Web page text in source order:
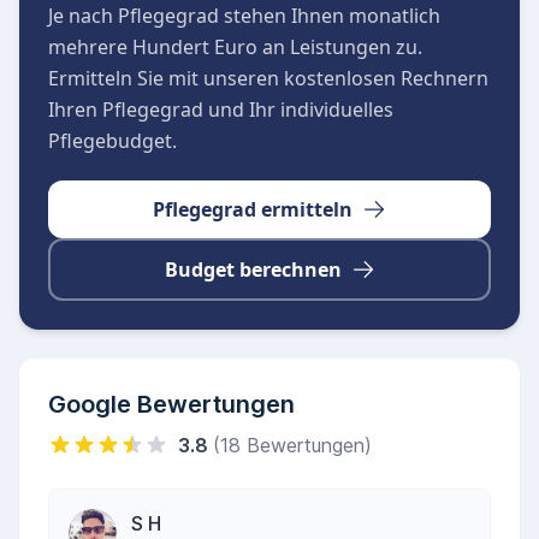
Je nach Pflegegrad stehen Ihnen monatlich
mehrere Hundert Euro an Leistungen zu.
Ermitteln Sie mit unseren kostenlosen Rechnern
Ihren Pflegegrad und Ihr individuelles
Pflegebudget.
Pflegegrad ermitteln
Budget berechnen
Google Bewertungen
3.8 (18 Bewertungen)
S H